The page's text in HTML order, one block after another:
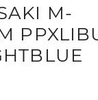
M-